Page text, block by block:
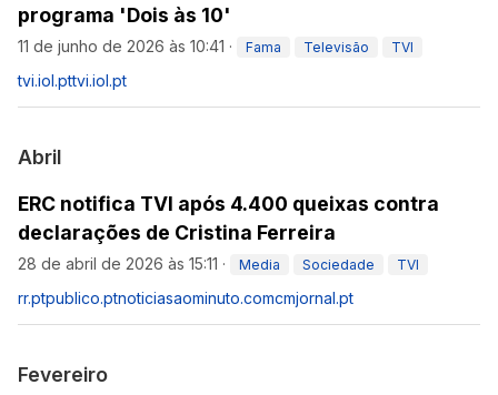
programa 'Dois às 10'
11 de junho de 2026 às 10:41 · Fama Televisão TVI
tvi.iol.pttvi.iol.pt
Abril
ERC notifica TVI após 4.400 queixas contra
declarações de Cristina Ferreira
28 de abril de 2026 às 15:11 · Media Sociedade TVI
rr.ptpublico.ptnoticiasaominuto.comcmjornal.pt
Fevereiro